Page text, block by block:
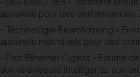
appareils pour des performances
- Technologie Beamforming -
appareils individuels pour des
- Port Ethernet Gigabit - Fournir
aux téléviseurs intelligents, aux